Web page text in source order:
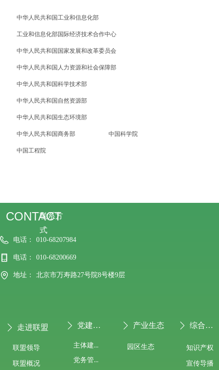
CONTACT
联系方
式
电话： 010-68207984
电话： 010-68200669
地址： 北京市万寿路27号院8号楼9层
联盟领导
联盟概况
主体建设
党务管理
园区生态 知识产权
宣传导播
ꄲ 走进联盟 ꄲ 党建专栏 ꄲ 产业生态 ꄲ 综合服务
中华人民共和国工业和信息化部
工业和信息化部国际经济技术合作中心
中华人民共和国国家发展和改革委员会
中华人民共和国人力资源和社会保障部
中华人民共和国科学技术部
中华人民共和国自然资源部
中华人民共和国生态环境部
中华人民共和国商务部 中国科学院
中国工程院